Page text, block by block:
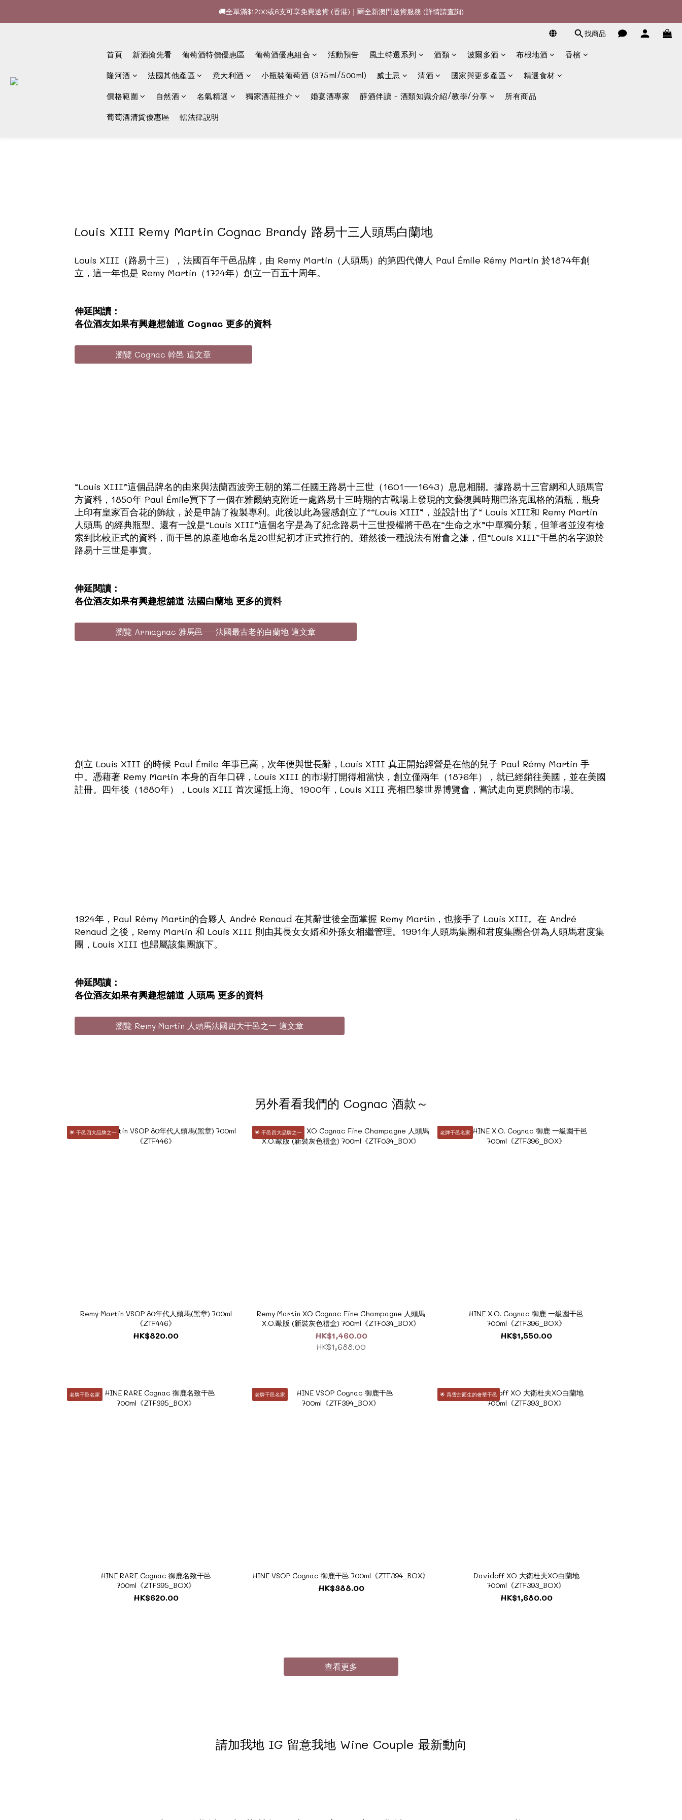
🚚全單滿$1200或6支可享免費送貨 (香港)｜🆕全新澳門送貨服務 (詳情請查詢)
🚚全單滿$1200或6支可享免費送貨 (香港)｜🆕全新澳門送貨服務 (詳情請查詢)
🚚全單滿$1200或6支可享免費送貨 (香港)｜🆕全新澳門送貨服務 (詳情請查詢)
找商品
首頁 新酒搶先看 葡萄酒特價優惠區 葡萄酒優惠組合 活動預告 風土特選系列 酒類 波爾多酒 布根地酒 香檳
隆河酒 法國其他產區 意大利酒 小瓶裝葡萄酒 (375ml/500ml) 威士忌 清酒 國家與更多產區 精選食材
價格範圍 自然酒 名氣精選 獨家酒莊推介 婚宴酒專家 醇酒伴讀 - 酒類知識介紹/教學/分享 所有商品
葡萄酒清貨優惠區 轄法律說明
Louis XIII Remy Martin Cognac Brandy 路易十三人頭馬白蘭地
Louis XIII（路易十三），法國百年干邑品牌，由 Remy Martin（人頭馬）的第四代傳人 Paul Émile Rémy Martin 於1874年創
立，這一年也是 Remy Martin（1724年）創立一百五十周年。
伸延閱讀：
各位酒友如果有興趣想舖道 Cognac 更多的資料
瀏覽 Cognac 幹邑 這文章
“Louis XIII”這個品牌名的由來與法蘭西波旁王朝的第二任國王路易十三世（1601—1643）息息相關。據路易十三官網和人頭馬官
方資料，1850年 Paul Émile買下了一個在雅爾納克附近一處路易十三時期的古戰場上發現的文藝復興時期巴洛克風格的酒瓶，瓶身
上印有皇家百合花的飾紋，於是申請了複製專利。此後以此為靈感創立了““Louis XIII”，並設計出了“ Louis XIII和 Remy Martin
人頭馬 的經典瓶型。還有一說是“Louis XIII”這個名字是為了紀念路易十三世授權將干邑在“生命之水”中單獨分類，但筆者並沒有檢
索到比較正式的資料，而干邑的原產地命名是20世紀初才正式推行的。雖然後一種說法有附會之嫌，但“Louis XIII”干邑的名字源於
路易十三世是事實。
伸延閱讀：
各位酒友如果有興趣想舖道 法國白蘭地 更多的資料
瀏覽 Armagnac 雅馬邑—法國最古老的白蘭地 這文章
創立 Louis XIII 的時候 Paul Émile 年事已高，次年便與世長辭，Louis XIII 真正開始經營是在他的兒子 Paul Rémy Martin 手
中。憑藉著 Remy Martin 本身的百年口碑，Louis XIII 的市場打開得相當快，創立僅兩年（1876年），就已經銷往美國，並在美國
註冊。四年後（1880年），Louis XIII 首次運抵上海。1900年，Louis XIII 亮相巴黎世界博覽會，嘗試走向更廣闊的市場。
1924年，Paul Rémy Martin的合夥人 André Renaud 在其辭世後全面掌握 Remy Martin，也接手了 Louis XIII。在 André
Renaud 之後，Remy Martin 和 Louis XIII 則由其長女女婿和外孫女相繼管理。1991年人頭馬集團和君度集團合併為人頭馬君度集
團，Louis XIII 也歸屬該集團旗下。
伸延閱讀：
各位酒友如果有興趣想舖道 人頭馬 更多的資料
瀏覽 Remy Martin 人頭馬法國四大干邑之一 這文章
另外看看我們的 Cognac 酒款～
🌟 干邑四大品牌之一
Remy Martin VSOP 80年代人頭馬(黑章) 700ml
《ZTF446》
HK$820.00
🌟 干邑四大品牌之一
Remy Martin XO Cognac Fine Champagne 人頭馬
X.O.歐版 (新裝灰色禮盒) 700ml《ZTF034_BOX》
HK$1,460.00
HK$1,688.00
老牌干邑名家
HINE X.O. Cognac 御鹿 一級園干邑
700ml《ZTF396_BOX》
HK$1,550.00
老牌干邑名家
HINE RARE Cognac 御鹿名致干邑
700ml《ZTF395_BOX》
HK$620.00
老牌干邑名家
HINE VSOP Cognac 御鹿干邑 700ml《ZTF394_BOX》
HK$388.00
🌟 爲雪茄而生的奢華干邑
Davidoff XO 大衛杜夫XO白蘭地
700ml《ZTF393_BOX》
HK$1,680.00
查看更多
請加我地 IG 留意我地 Wine Couple 最新動向